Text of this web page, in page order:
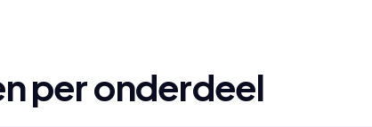
per onderdeel